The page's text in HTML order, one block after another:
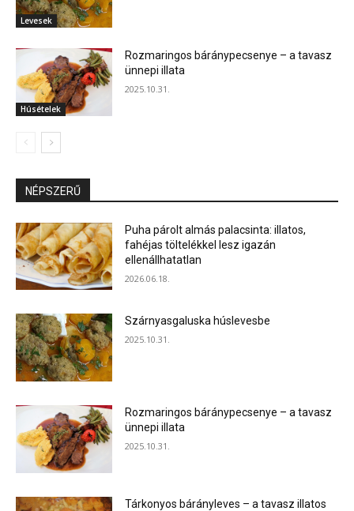
Levesek
Húsételek
Rozmaringos báránypecsenye – a tavasz
ünnepi illata
2025.10.31.
NÉPSZERŰ
Puha párolt almás palacsinta: illatos,
fahéjas töltelékkel lesz igazán
ellenállhatatlan
2026.06.18.
Szárnyasgaluska húslevesbe
2025.10.31.
Rozmaringos báránypecsenye – a tavasz
ünnepi illata
2025.10.31.
Tárkonyos bárányleves – a tavasz illatos